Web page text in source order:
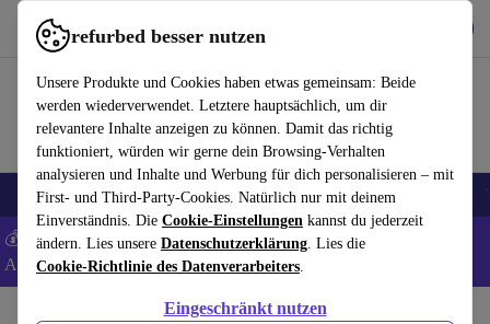
refurbed besser nutzen
Unsere Produkte und Cookies haben etwas gemeinsam: Beide
werden wiederverwendet. Letztere hauptsächlich, um dir
relevantere Inhalte anzeigen zu können. Damit das richtig
funktioniert, würden wir gerne dein Browsing-Verhalten
analysieren und Inhalte und Werbung für dich personalisieren – mit
First- und Third-Party-Cookies. Natürlich nur mit deinem
Einverständnis. Die Cookie-Einstellungen kannst du jederzeit
ändern. Lies unsere Datenschutzerklärung. Lies die
Cookie-Richtlinie des Datenverarbeiters.
Eingeschränkt nutzen
refurbed schnell und einfach nutzen
🎒 Back to school Elektronik Haushalt Küche Sport
💰 Extra -5% auf Samsung- und Google-Smartphones - Code:
ANDROID5 -AGB
Fitnessgeräte Cardio